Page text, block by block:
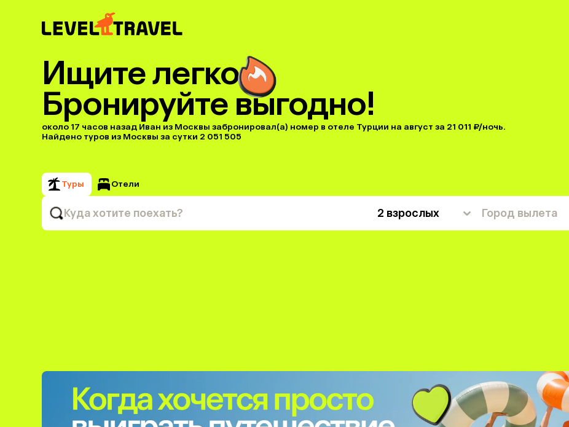
Ищите легко
Бронируйте выгодно!
около 17 часов назад Иван из Москвы забронировал(а) номер в отеле Турции на август за 21 011 ₽/ночь.
Найдено туров из Москвы за сутки 2 051 505
Туры Отели
Куда хотите поехать? 2 взрослых Город вылета